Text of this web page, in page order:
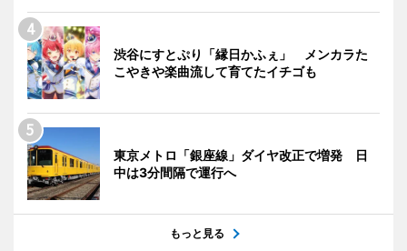
渋谷にすとぷり「縁日かふぇ」 メンカラた
こやきや楽曲流して育てたイチゴも
東京メトロ「銀座線」ダイヤ改正で増発 日
中は3分間隔で運行へ
もっと見る